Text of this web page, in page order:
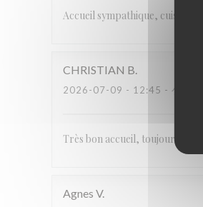
Accueil sympathique, cuisine
CHRISTIAN B
2026-07-09 - 12:45 - ゲスト
Très bon accueil, toujours à
Agnes V